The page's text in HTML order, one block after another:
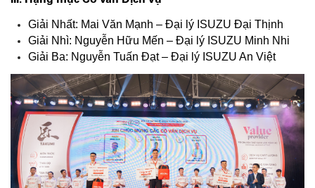
Giải Nhất: Mai Văn Mạnh – Đại lý ISUZU Đại Thịnh
Giải Nhì: Nguyễn Hữu Mến – Đại lý ISUZU Minh Nhi
Giải Ba: Nguyễn Tuấn Đạt – Đại lý ISUZU An Việt